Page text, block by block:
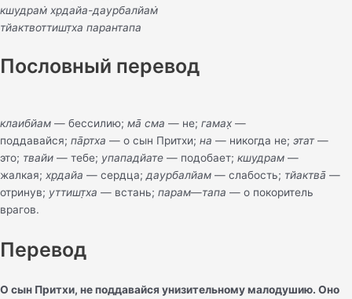
кшудрам̇ хр̣дайа-даурбалйам̇
тйактвоттишт̣ха парантапа
Пословный перевод
клаибйам — бессилию; ма̄ сма — не; гамах̣ —
поддавайся; па̄ртха — о сын Притхи; на — никогда не; этат —
это; твайи — тебе; упападйате — подобает; кшудрам —
жалкая; хр̣дайа — сердца; даурбалйам — слабость; тйактва̄ —
отринув; уттишт̣ха — встань; парам—тапа — о покоритель
врагов.
Перевод
О сын Притхи, не поддавайся унизительному малодушию. Оно